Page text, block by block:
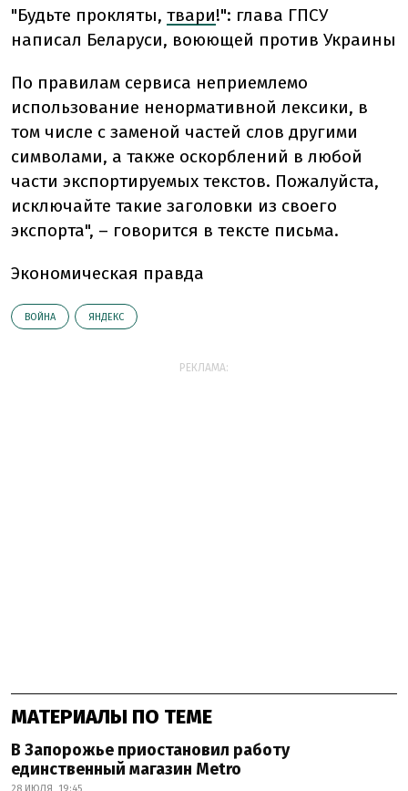
"Будьте прокляты, твари!": глава ГПСУ
написал Беларуси, воюющей против Украины
По правилам сервиса неприемлемо
использование ненормативной лексики, в
том числе с заменой частей слов другими
символами, а также оскорблений в любой
части экспортируемых текстов. Пожалуйста,
исключайте такие заголовки из своего
экспорта", – говорится в тексте письма.
Экономическая правда
ВОЙНА ЯНДЕКС
РЕКЛАМА:
МАТЕРИАЛЫ ПО ТЕМЕ
В Запорожье приостановил работу
единственный магазин Metro